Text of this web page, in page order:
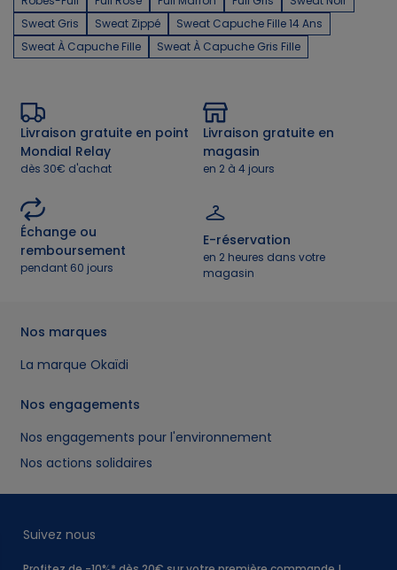
Sweat Gris
Sweat Zippé
Sweat Capuche Fille 14 Ans
Sweat À Capuche Fille
Sweat À Capuche Gris Fille
Livraison gratuite en point
Mondial Relay
dès 30€ d'achat
Livraison gratuite en
magasin
en 2 à 4 jours
Échange ou
remboursement
pendant 60 jours
E-réservation
en 2 heures dans votre
magasin
Nos marques
La marque Okaïdi
Nos engagements
Nos engagements pour l'environnement
Nos actions solidaires
Suivez nous